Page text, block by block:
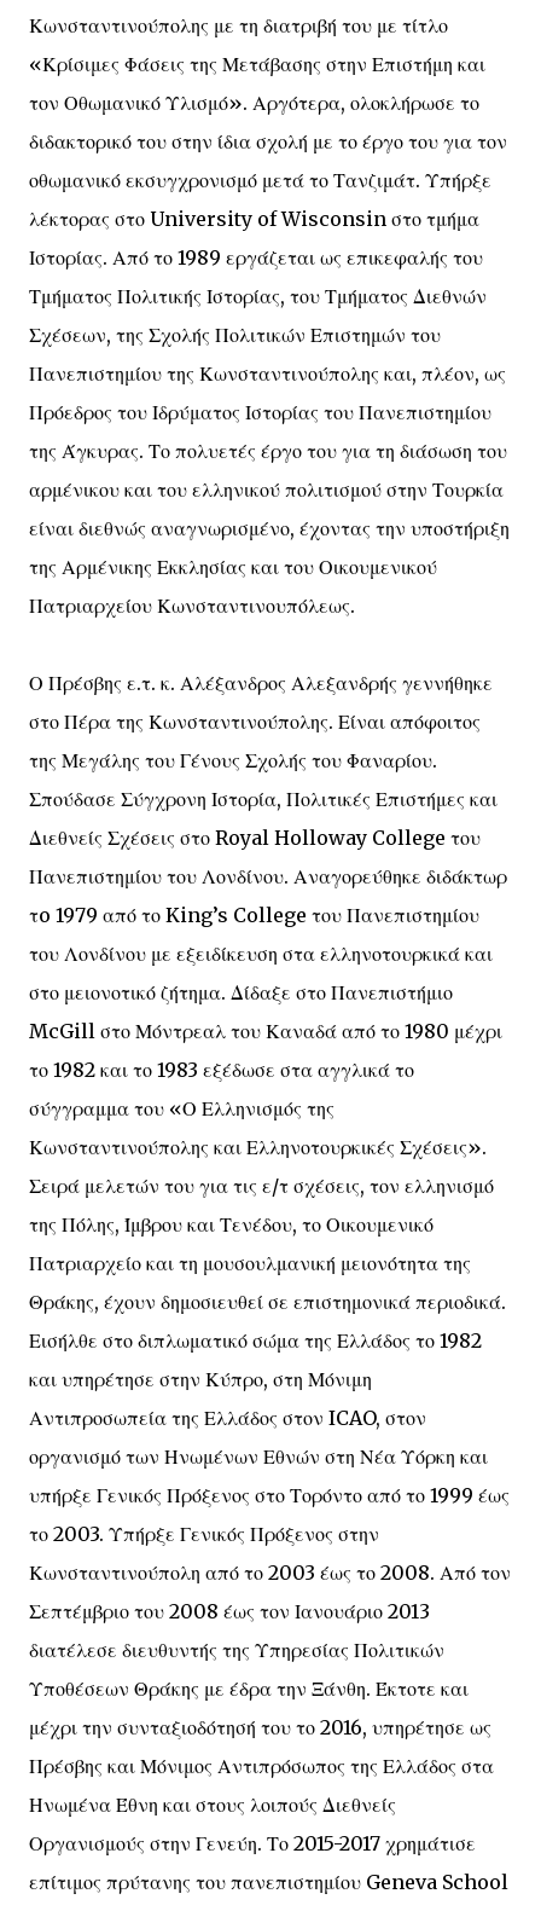
Κωνσταντινούπολης με τη διατριβή του με τίτλο
«Κρίσιμες Φάσεις της Μετάβασης στην Επιστήμη και
τον Οθωμανικό Υλισμό». Αργότερα, ολοκλήρωσε το
διδακτορικό του στην ίδια σχολή με το έργο του για τον
οθωμανικό εκσυγχρονισμό μετά το Τανζιμάτ. Υπήρξε
λέκτορας στο University of Wisconsin στο τμήμα
Ιστορίας. Από το 1989 εργάζεται ως επικεφαλής του
Τμήματος Πολιτικής Ιστορίας, του Τμήματος Διεθνών
Σχέσεων, της Σχολής Πολιτικών Επιστημών του
Πανεπιστημίου της Κωνσταντινούπολης και, πλέον, ως
Πρόεδρος του Ιδρύματος Ιστορίας του Πανεπιστημίου
της Άγκυρας. Το πολυετές έργο του για τη διάσωση του
αρμένικου και του ελληνικού πολιτισμού στην Τουρκία
είναι διεθνώς αναγνωρισμένο, έχοντας την υποστήριξη
της Αρμένικης Εκκλησίας και του Οικουμενικού
Πατριαρχείου Κωνσταντινουπόλεως.
Ο Πρέσβης ε.τ. κ. Αλέξανδρος Αλεξανδρής γεννήθηκε
στο Πέρα της Κωνσταντινούπολης. Είναι απόφοιτος
της Μεγάλης του Γένους Σχολής του Φαναρίου.
Σπούδασε Σύγχρονη Ιστορία, Πολιτικές Επιστήμες και
Διεθνείς Σχέσεις στο Royal Holloway College του
Πανεπιστημίου του Λονδίνου. Αναγορεύθηκε διδάκτωρ
τo 1979 από το King’s College του Πανεπιστημίου
του Λονδίνου με εξειδίκευση στα ελληνοτουρκικά και
στο μειονοτικό ζήτημα. Δίδαξε στο Πανεπιστήμιο
McGill στο Μόντρεαλ του Καναδά από το 1980 μέχρι
το 1982 και το 1983 εξέδωσε στα αγγλικά το
σύγγραμμα του «Ο Ελληνισμός της
Κωνσταντινούπολης και Ελληνοτουρκικές Σχέσεις».
Σειρά μελετών του για τις ε/τ σχέσεις, τον ελληνισμό
της Πόλης, Ίμβρου και Τενέδου, το Οικουμενικό
Πατριαρχείο και τη μουσουλμανική μειονότητα της
Θράκης, έχουν δημοσιευθεί σε επιστημονικά περιοδικά.
Εισήλθε στο διπλωματικό σώμα της Ελλάδος το 1982
και υπηρέτησε στην Κύπρο, στη Μόνιμη
Αντιπροσωπεία της Ελλάδος στον ICAO, στον
οργανισμό των Ηνωμένων Εθνών στη Νέα Υόρκη και
υπήρξε Γενικός Πρόξενος στο Τορόντο από το 1999 έως
το 2003. Υπήρξε Γενικός Πρόξενος στην
Κωνσταντινούπολη από το 2003 έως το 2008. Από τον
Σεπτέμβριο του 2008 έως τον Ιανουάριο 2013
διατέλεσε διευθυντής της Υπηρεσίας Πολιτικών
Υποθέσεων Θράκης με έδρα την Ξάνθη. Έκτοτε και
μέχρι την συνταξιοδότησή του το 2016, υπηρέτησε ως
Πρέσβης και Μόνιμος Αντιπρόσωπος της Ελλάδος στα
Ηνωμένα Έθνη και στους λοιπούς Διεθνείς
Οργανισμούς στην Γενεύη. Το 2015-2017 χρημάτισε
επίτιμος πρύτανης του πανεπιστημίου Geneva School